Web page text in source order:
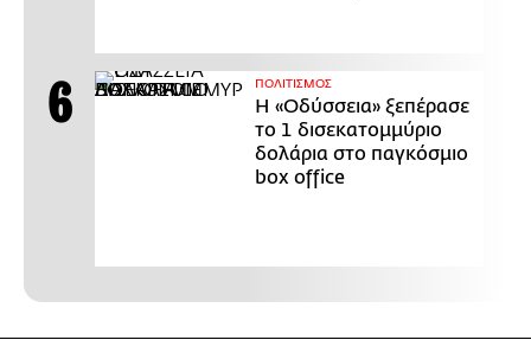
ΠΟΛΙΤΙΣΜΟΣ
Η «Οδύσσεια» ξεπέρασε
το 1 δισεκατομμύριο
δολάρια στο παγκόσμιο
box office